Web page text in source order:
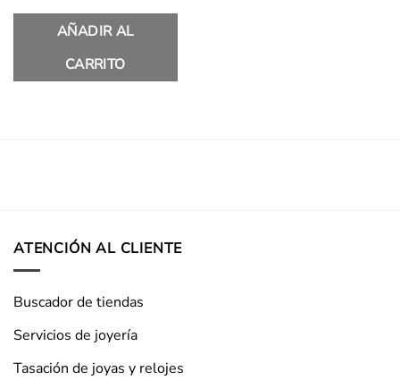
AÑADIR AL
CARRITO
ATENCIÓN AL CLIENTE
Buscador de tiendas
Servicios de joyería
Tasación de joyas y relojes